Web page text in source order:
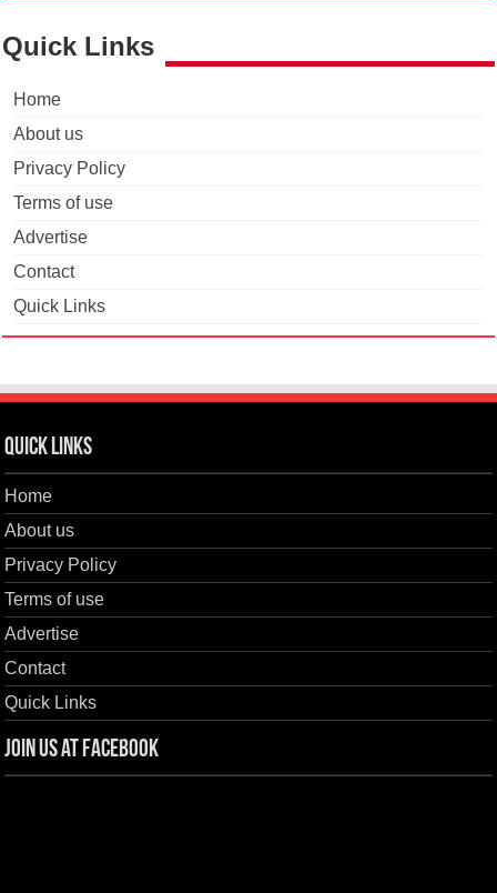
Quick Links
Home
About us
Privacy Policy
Terms of use
Advertise
Contact
Quick Links
Quick Links
Home
About us
Privacy Policy
Terms of use
Advertise
Contact
Quick Links
Join us at Facebook